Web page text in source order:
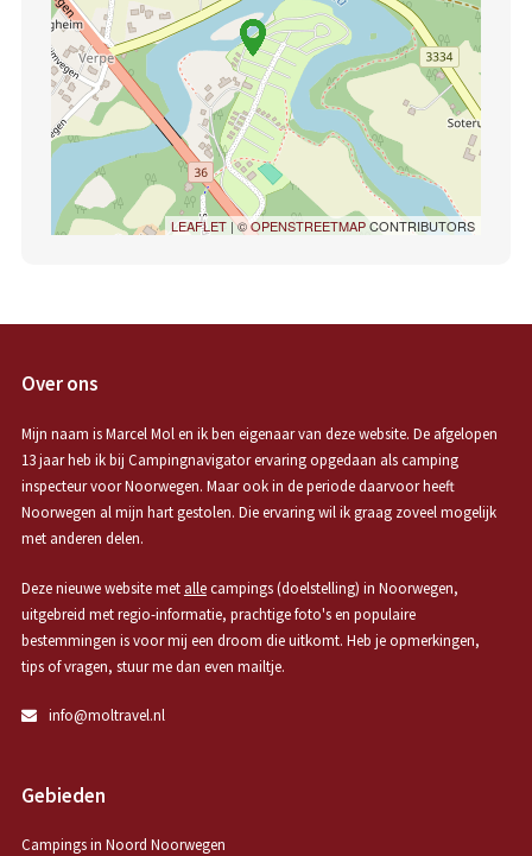
LEAFLET | ©OPENSTREETMAPCONTRIBUTORS
Over ons
Mijn naam is Marcel Mol en ik ben eigenaar van deze website. De afgelopen
13 jaar heb ik bij Campingnavigator ervaring opgedaan als camping
inspecteur voor Noorwegen. Maar ook in de periode daarvoor heeft
Noorwegen al mijn hart gestolen. Die ervaring wil ik graag zoveel mogelijk
met anderen delen.
Deze nieuwe website met allecampings (doelstelling) in Noorwegen,
uitgebreid met regio-informatie, prachtige foto's en populaire
bestemmingen is voor mij een droom die uitkomt. Heb je opmerkingen,
tips of vragen, stuur me dan even mailtje.
info@moltravel.nl
Gebieden
Campings in Noord Noorwegen